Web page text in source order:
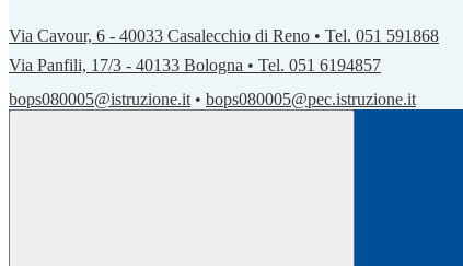
Via Cavour, 6 - 40033 Casalecchio di Reno • Tel. 051 591868
Via Panfili, 17/3 - 40133 Bologna • Tel. 051 6194857
bops080005@istruzione.it • bops080005@pec.istruzione.it